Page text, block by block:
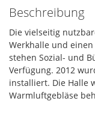
Beschreibung
Die vielseitig
Werkhalle und
stehen Sozial- und
Verfügung. 2012
installiert. Die Halle
Warmluftgebläse